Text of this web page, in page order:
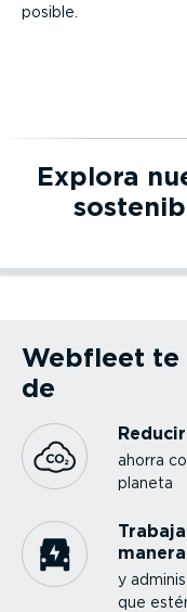
posible.
Explora
Eficiencia del
Webfleet te
de
ahorra
planeta
y
que